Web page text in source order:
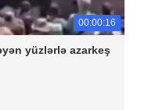
00:00:16
yüzlərlə azarkeş